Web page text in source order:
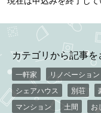
カテゴリから記事を
一軒家 リノベーション
シェアハウス
別荘
マンション
土間 お